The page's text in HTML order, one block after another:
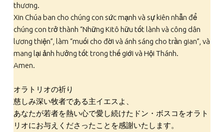
thương.
Xin Chúa ban cho chúng con sức mạnh và sự kiên nhẫn để
chúng con trở thành “Những Kitô hữu tốt lành và công dân
lương thiện”, làm “muối cho đời và ánh sáng cho trần gian”, và
mang lại ảnh hưởng tốt trong thế giới và Hội Thánh.
Amen.
オラトリオの祈り
慈しみ深い牧者である主イエスよ、
あなたが若者を熱い心で愛し続けたドン・ボスコをオラト
リオにお与えくださったことを感謝いたします。